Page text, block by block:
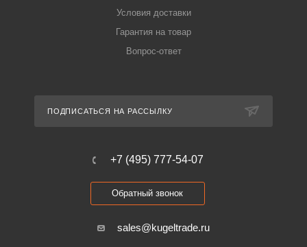
Условия доставки
Гарантия на товар
Вопрос-ответ
ПОДПИСАТЬСЯ НА РАССЫЛКУ
+7 (495) 777-54-07
Обратный звонок
sales@kugeltrade.ru